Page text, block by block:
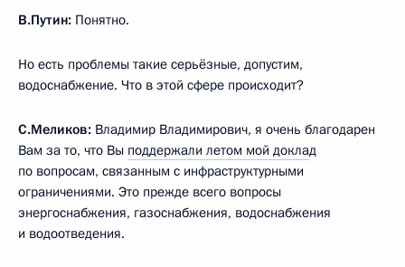
В.Путин: Понятно.
Но есть проблемы такие серьёзные, допустим,
водоснабжение. Что в этой сфере происходит?
С.Меликов: Владимир Владимирович, я очень благодарен
Вам за то, что Вы поддержали летом мой доклад
по вопросам, связанным с инфраструктурными
ограничениями. Это прежде всего вопросы
энергоснабжения, газоснабжения, водоснабжения
и водоотведения.